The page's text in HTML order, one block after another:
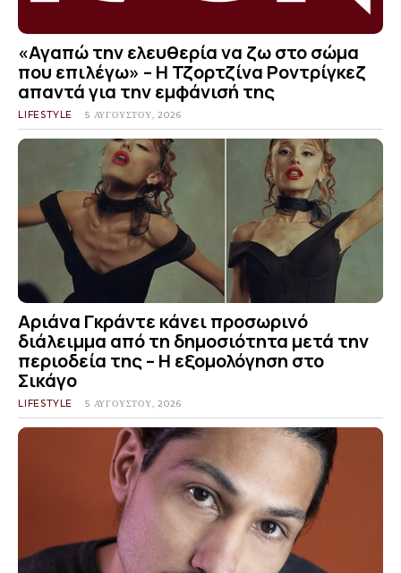
«Αγαπώ την ελευθερία να ζω στο σώμα
που επιλέγω» – Η Τζορτζίνα Ροντρίγκεζ
απαντά για την εμφάνισή της
LIFESTYLE 5 ΑΥΓΟΎΣΤΟΥ, 2026
Αριάνα Γκράντε κάνει προσωρινό
διάλειμμα από τη δημοσιότητα μετά την
περιοδεία της – Η εξομολόγηση στο
Σικάγο
LIFESTYLE 5 ΑΥΓΟΎΣΤΟΥ, 2026